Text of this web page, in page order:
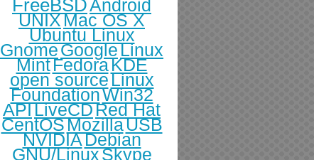
FreeBSDAndroid
UNIXMac OS X
Ubuntu Linux
GnomeGoogleLinux
MintFedoraKDE
open sourceLinux
FoundationWin32
APILiveCDRed Hat
CentOSMozillaUSB
NVIDIADebian
GNU/LinuxSkype